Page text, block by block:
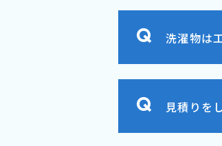
洗濯物は
見積りを